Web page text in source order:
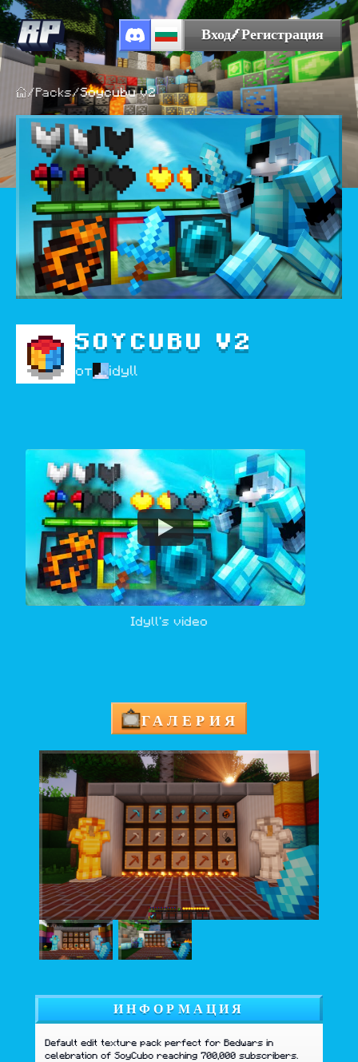
Вход/Регистрация
/ Packs/Soycubu v2
SOYCUBU V2
от idyll
ГАЛЕРИЯ
ИНФОРМАЦИЯ
Default edit texture pack perfect for Bedwars in
celebration of SoyCubo reaching 700,000 subscribers.